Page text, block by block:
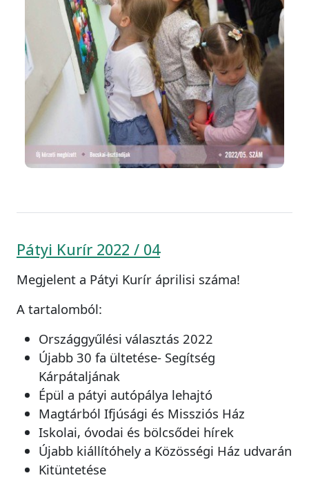
Pátyi Kurír 2022 / 04
Megjelent a Pátyi Kurír áprilisi száma!
A tartalomból:
Országgyűlési választás 2022
Újabb 30 fa ültetése- Segítség
Kárpátaljának
Épül a pátyi autópálya lehajtó
Magtárból Ifjúsági és Missziós Ház
Iskolai, óvodai és bölcsődei hírek
Újabb kiállítóhely a Közösségi Ház udvarán
Kitüntetése